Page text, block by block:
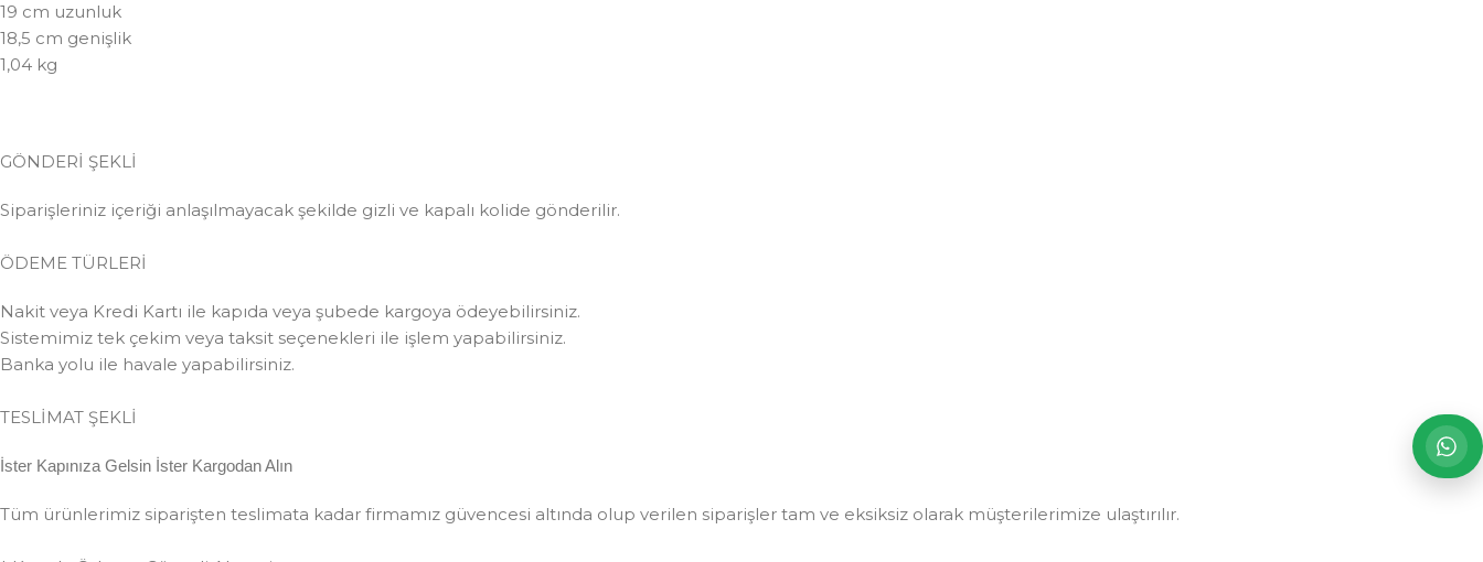
19 cm uzunluk
18,5 cm genişlik
1,04 kg
GÖNDERİ ŞEKLİ
Siparişleriniz içeriği anlaşılmayacak şekilde gizli ve kapalı kolide gönderilir.
ÖDEME TÜRLERİ
Nakit veya Kredi Kartı ile kapıda veya şubede kargoya ödeyebilirsiniz.
Sistemimiz tek çekim veya taksit seçenekleri ile işlem yapabilirsiniz.
Banka yolu ile havale yapabilirsiniz.
TESLİMAT ŞEKLİ
İster Kapınıza Gelsin İster Kargodan Alın
Tüm ürünlerimiz siparişten teslimata kadar firmamız güvencesi altında olup verilen siparişler tam ve eksiksiz olarak müşterilerimize ulaştırılır.